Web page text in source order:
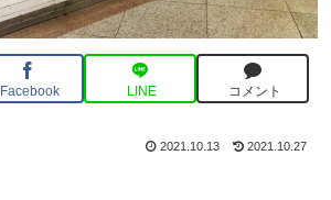
Facebook LINE コメント
2021.10.13 2021.10.27